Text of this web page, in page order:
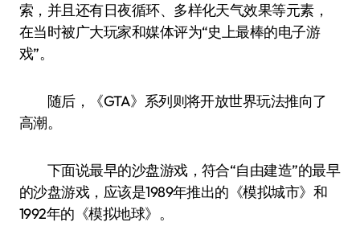
索，并且还有日夜循环、多样化天气效果等元素，
在当时被广大玩家和媒体评为“史上最棒的电子游
戏”。
随后，《GTA》系列则将开放世界玩法推向了
高潮。
下面说最早的沙盘游戏，符合“自由建造”的最早
的沙盘游戏，应该是1989年推出的《模拟城市》和
1992年的《模拟地球》。